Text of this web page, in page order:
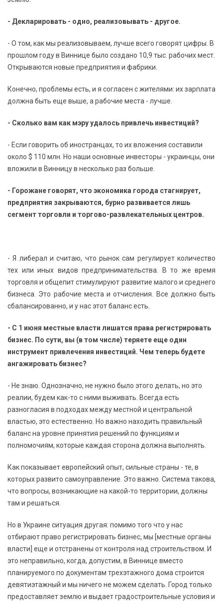
- Декларировать - одно, реализовывать - другое.
- О том, как мы реализовываем, лучше всего говорят цифры. В
прошлом году в Виннице было создано 10,9 тыс. рабочих мест.
Открываются новые предприятия и фабрики.
Конечно, проблемы есть, и я согласен с жителями: их зарплата
должна быть еще выше, а рабочие места - лучше.
- Сколько вам как мэру удалось привлечь инвестиций?
- Если говорить об иностранцах, то их вложения составили
около $ 110 млн. Но наши основные инвесторы - украинцы, они
вложили в Винницу в несколько раз больше.
- Горожане говорят, что экономика города стагнирует,
предприятия закрываются, бурно развивается лишь
сегмент торговли и торгово-развлекательных центров.
- Я либерал и считаю, что рынок сам регулирует количество
тех или иных видов предпринимательства. В то же время
торговля и общепит стимулируют развитие малого и среднего
бизнеса. Это рабочие места и отчисления. Все должно быть
сбалансированно, и у нас этот баланс есть.
- С 1 июня местные власти лишатся права регистрировать
бизнес. По сути, вы (в том числе) теряете еще один
инструмент привлечения инвестиций. Чем теперь будете
ангажировать бизнес?
- Не знаю. Однозначно, не нужно было этого делать, но это
реалии, будем как-то с ними выживать. Всегда есть
разногласия в подходах между местной и центральной
властью, это естественно. Но важно находить правильный
баланс на уровне принятия решений по функциям и
полномочиям, которые каждая сторона должна выполнять.
Как показывает европейский опыт, сильные страны - те, в
которых развито самоуправление. Это важно. Система такова,
что вопросы, возникающие на какой-то территории, должны
там и решаться.
Но в Украине ситуация другая: помимо того что у нас
отбирают право регистрировать бизнес, мы [местные органы
власти] еще и отстранены от контроля над строительством. И
это неправильно, когда, допустим, в Виннице вместо
планируемого по документам трехэтажного дома строится
девятиэтажный и мы ничего не можем сделать. Город только
предоставляет землю и выдает градостроительные условия и